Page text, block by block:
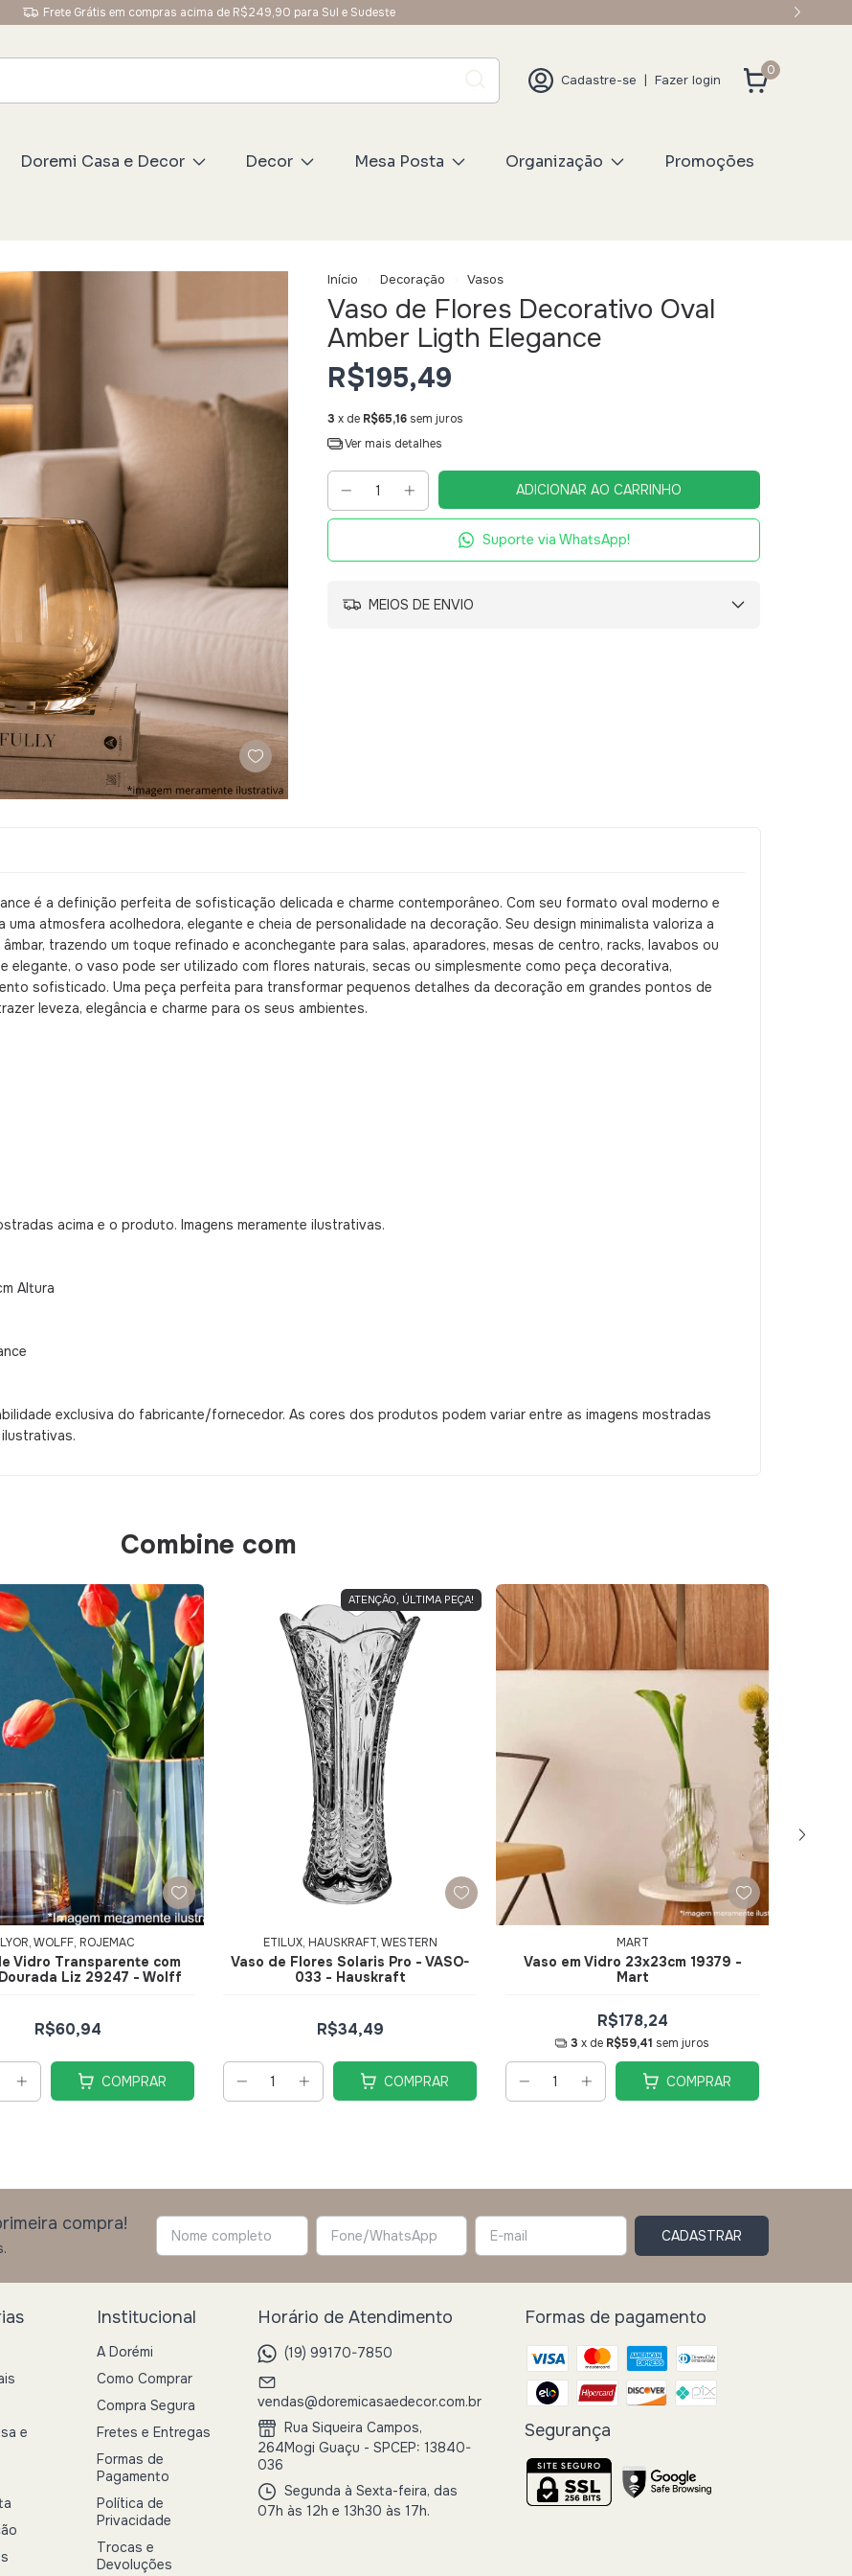
Frete Grátis em compras acima de R$249,90 para Sul e Sudeste
Cadastre-se | Fazer login
0
Doremi Casa e Decor Decor Mesa Posta Organização Promoções
Início Decoração Vasos
Vaso de Flores Decorativo Oval
Amber Ligth Elegance
R$195,49
3 x de R$65,16 sem juros
Ver mais detalhes
Suporte via WhatsApp!
MEIOS DE ENVIO
é a definição perfeita de sofisticação delicada e charme contemporâneo. Com seu formato oval moderno e
atmosfera acolhedora, elegante e cheia de personalidade na decoração. Seu design minimalista valoriza a
trazendo um toque refinado e aconchegante para salas, aparadores, mesas de centro, racks, lavabos ou
o vaso pode ser utilizado com flores naturais, secas ou simplesmente como peça decorativa,
sofisticado. Uma peça perfeita para transformar pequenos detalhes da decoração em grandes pontos de
leveza, elegância e charme para os seus ambientes.
acima e o produto. Imagens meramente ilustrativas.
Altura
exclusiva do fabricante/fornecedor. As cores dos produtos podem variar entre as imagens mostradas
Combine com
LYOR, WOLFF, ROJEMAC
Vidro Transparente com
Liz 29247 - Wolff
R$60,94
COMPRAR
ATENÇÃO, ÚLTIMA PEÇA!
ETILUX, HAUSKRAFT, WESTERN
Vaso de Flores Solaris Pro - VASO-
033 - Hauskraft
R$34,49
COMPRAR
MART
Vaso em Vidro 23x23cm 19379 -
Mart
R$178,24
3 x de R$59,41 sem juros
COMPRAR
compra!
e
Institucional
A Dorémi
Como Comprar
Compra Segura
Fretes e Entregas
Formas de
Pagamento
Política de
Privacidade
Trocas e
Devoluções
Horário de Atendimento
(19) 99170-7850
vendas@doremicasaedecor.com.br
Rua Siqueira Campos,
264Mogi Guaçu - SPCEP: 13840-
036
Segunda à Sexta-feira, das
07h às 12h e 13h30 às 17h.
Formas de pagamento
Segurança